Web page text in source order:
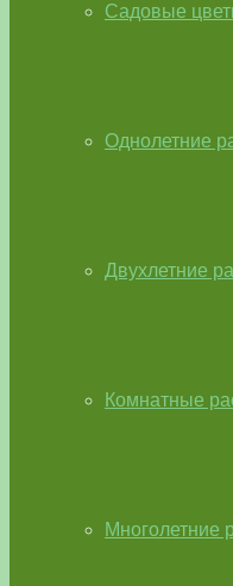
Садовые
Однолетние
Двухлетние
Комнатные
Многолетние